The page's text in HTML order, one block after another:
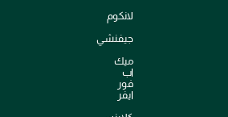
لانكوم
جيفنشي
ميك
اب
فور
ايفر